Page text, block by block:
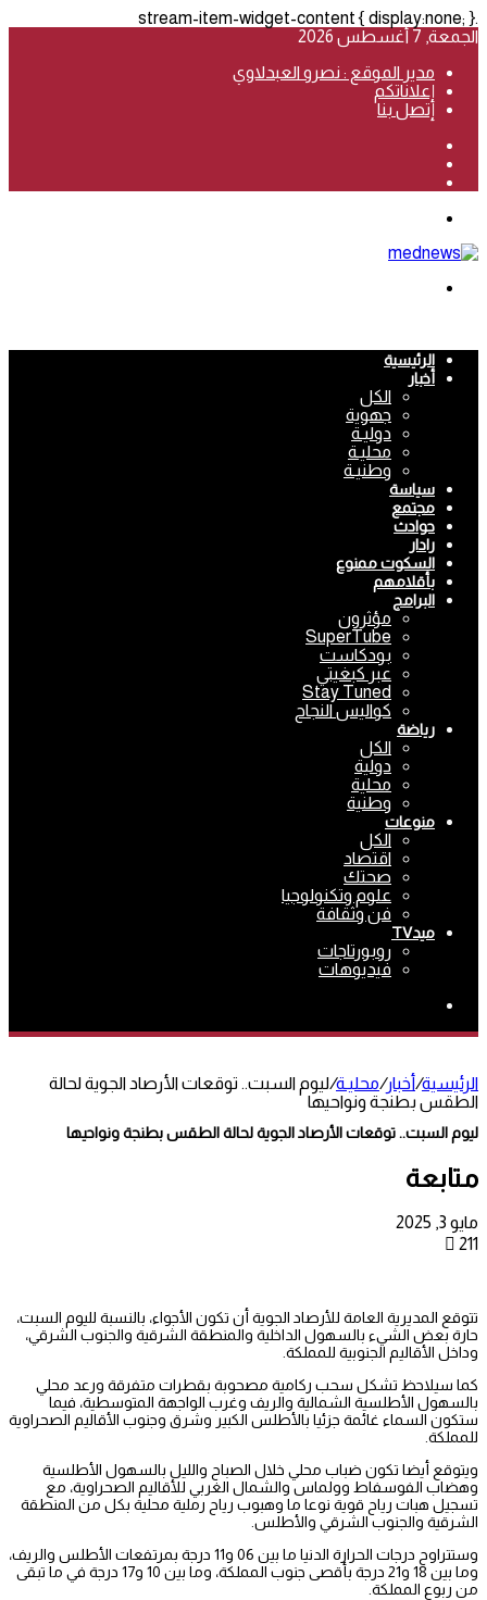
.stream-item-widget-content { display:none; }
الجمعة, 7 أغسطس 2026
مدير الموقع : نصرو العبدلاوي
إعلاناتكم
إتصل بنا
الرئيسية
أخبار
الكل
جهوية
دوليـة
محليـة
وطنيـة
سياسة
مجتمع
حوادث
رادار
السكوت ممنوع
بأقلامهم
البرامج
مؤثرون
SuperTube
بودكاست
عبر كبغيتي
Stay Tuned
كواليس النجاح
رياضة
الكل
دولية
محلية
وطنية
منوعات
الكل
اقتصاد
صحتك
علوم وتكنولوجيا
فن وثقافة
ميدTV
روبورتاجات
فيديوهات
الرئيسية/أخبار/محليـة/ليوم السبت.. توقعات الأرصاد الجوية لحالة
الطقس بطنجة ونواحيها
ليوم السبت.. توقعات الأرصاد الجوية لحالة الطقس بطنجة ونواحيها
متابعة
مايو 3, 2025
211
تتوقع المديرية العامة للأرصاد الجوية أن تكون الأجواء، بالنسبة لليوم السبت،
حارة بعض الشيء بالسهول الداخلية والمنطقة الشرقية والجنوب الشرقي،
وداخل الأقاليم الجنوبية للمملكة.
كما سيلاحظ تشكل سحب ركامية مصحوبة بقطرات متفرقة ورعد محلي
بالسهول الأطلسية الشمالية والريف وغرب الواجهة المتوسطية، فيما
ستكون السماء غائمة جزئيا بالأطلس الكبير وشرق وجنوب الأقاليم الصحراوية
للمملكة.
ويتوقع أيضا تكون ضباب محلي خلال الصباح والليل بالسهول الأطلسية
وهضاب الفوسفاط وولماس والشمال الغربي للأقاليم الصحراوية، مع
تسجيل هبات رياح قوية نوعا ما وهبوب رياح رملية محلية بكل من المنطقة
الشرقية والجنوب الشرقي والأطلس.
وستتراوح درجات الحرارة الدنيا ما بين 06 و11 درجة بمرتفعات الأطلس والريف،
وما بين 18 و21 درجة بأقصى جنوب المملكة، وما بين 10 و17 درجة في ما تبقى
من ربوع المملكة.